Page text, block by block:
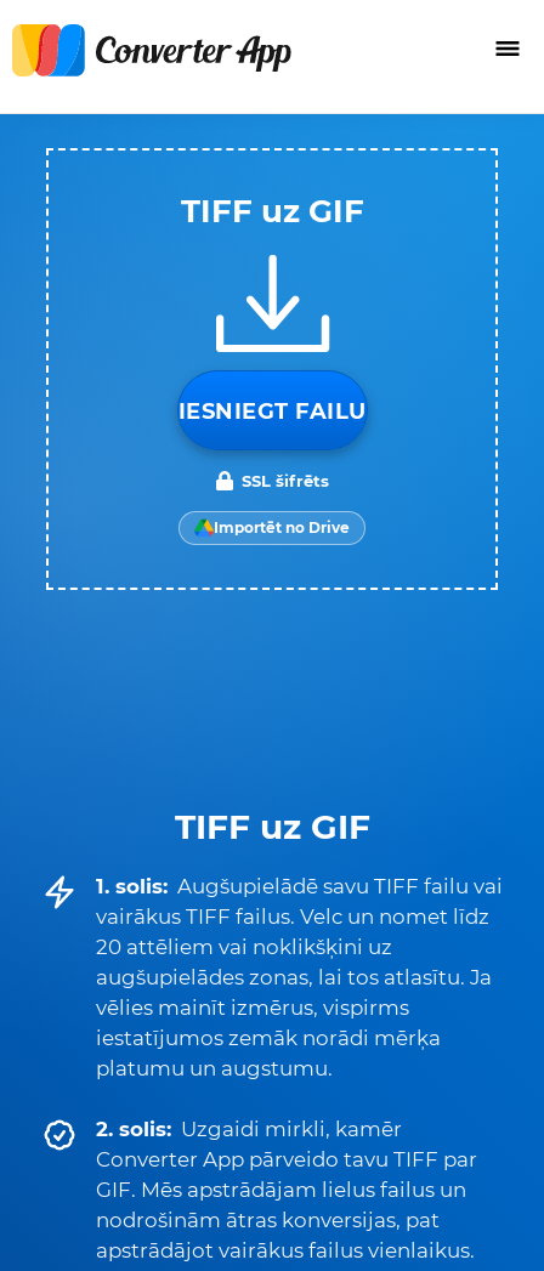
TIFF uz GIF
1. solis: Augšupielādē savu TIFF failu vai
vairākus TIFF failus. Velc un nomet līdz
20 attēliem vai noklikšķini uz
augšupielādes zonas, lai tos atlasītu. Ja
vēlies mainīt izmērus, vispirms
iestatījumos zemāk norādi mērķa
platumu un augstumu.
2. solis: Uzgaidi mirkli, kamēr
Converter App pārveido tavu TIFF par
GIF. Mēs apstrādājam lielus failus un
nodrošinām ātras konversijas, pat
apstrādājot vairākus failus vienlaikus.
TIFF uz GIF
IESNIEGT FAILU
SSL šifrēts
Importēt no Drive